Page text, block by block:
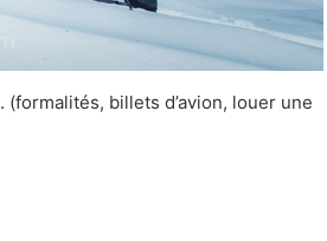
. (formalités, billets d’avion, louer une